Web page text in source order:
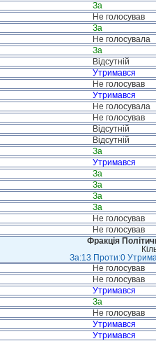
За
Не голосував
За
Не голосувала
За
Відсутній
Утримався
Не голосував
Утримався
Не голосувала
Не голосував
Відсутній
Відсутній
За
Утримався
За
За
За
За
Не голосував
Не голосував
Фракція
За:13 Проти:0
Не голосував
Не голосував
Утримався
За
Не голосував
Утримався
Утримався